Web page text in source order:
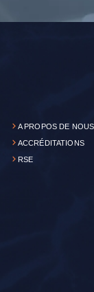
A PROPOS DE NOUS
ACCRÉDITATIONS
RSE